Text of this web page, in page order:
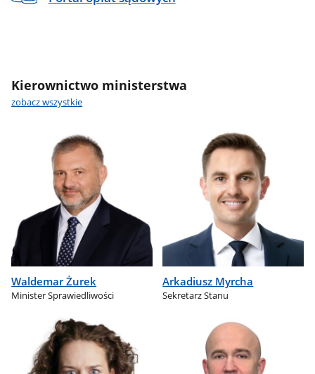
Kierownictwo ministerstwa
zobacz wszystkie
Waldemar Żurek
Minister Sprawiedliwości
Arkadiusz Myrcha
Sekretarz Stanu